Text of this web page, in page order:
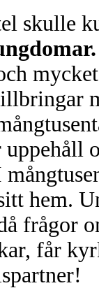
skulle
hem.
frågor
får